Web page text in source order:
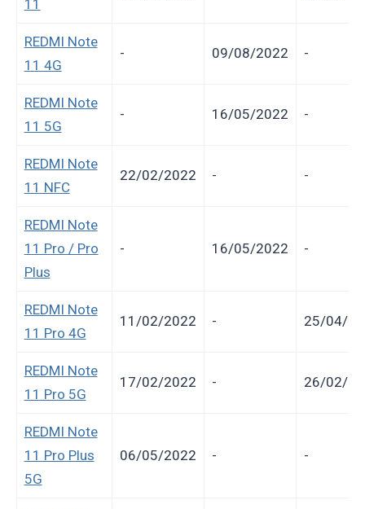
11
REDMI Note
11 4G
- 09/08/2022 -
REDMI Note
11 5G
- 16/05/2022 -
REDMI Note
11 NFC
22/02/2022 - -
REDMI Note
11 Pro / Pro
Plus
- 16/05/2022 -
REDMI Note
11 Pro 4G
11/02/2022 - 25/04/
REDMI Note
11 Pro 5G
17/02/2022 - 26/02/
REDMI Note
11 Pro Plus
5G
06/05/2022 - -